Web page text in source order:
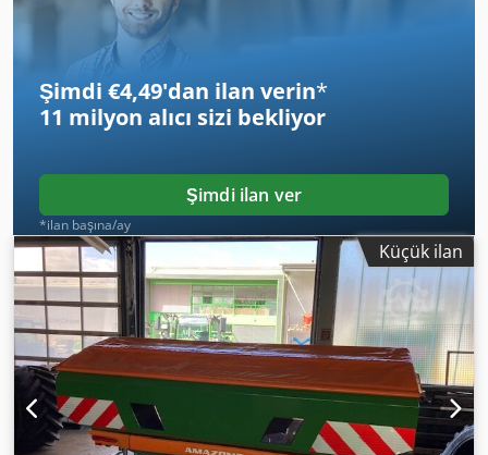
Şimdi €4,49'dan ilan verin*
11 milyon alıcı sizi bekliyor
Şimdi ilan ver
*ilan başına/ay
Küçük ilan